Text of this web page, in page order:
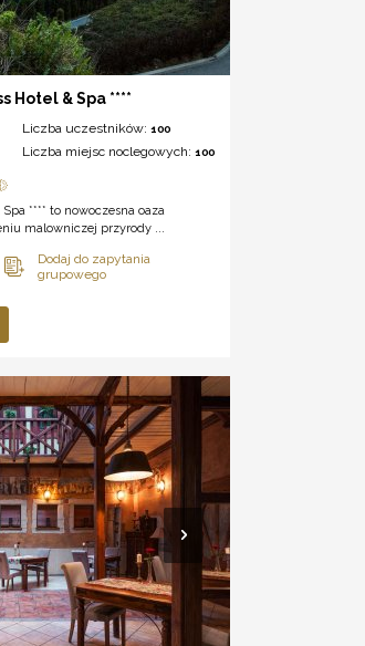
Hotel & Spa ****
Liczba uczestników: 100
Liczba miejsc noclegowych: 100
**** to nowoczesna oaza
malowniczej przyrody ...